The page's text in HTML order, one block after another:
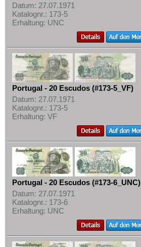
Datum: 27.07.1971
Katalognr.: 173-5
Erhaltung: UNC
Portugal - 20 Escudos (#173-5_VF)
Datum: 27.07.1971
Katalognr.: 173-5
Erhaltung: VF
Portugal - 20 Escudos (#173-6_UNC)
Datum: 27.07.1971
Katalognr.: 173-6
Erhaltung: UNC